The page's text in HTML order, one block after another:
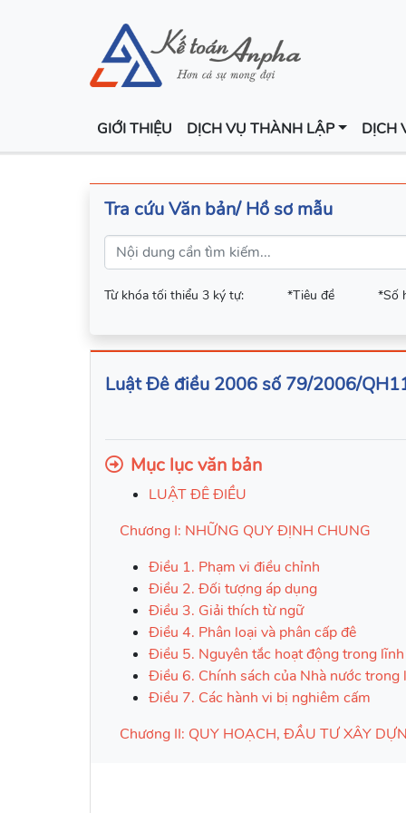
GIỚI THIỆU DỊCH VỤ THÀNH LẬP DỊCH
Tra cứu Văn bản/ Hồ sơ mẫu
Từ khóa tối thiểu 3 ký tự: *Tiêu đề *Số
Luật Đê điều 2006 số 79/2006/
Mục lục văn bản
LUẬTĐÊ ĐIỀU
Chương I: NHỮNG QUY ĐỊNH CHUNG
Điều 1. Phạm vi điều chỉnh
Điều 2. Đối tượng áp dụng
Điều 3. Giải thích từ ngữ
Điều 4. Phân loại và phân cấp đê
Điều 5. Nguyên tắc hoạt động trong
Điều 6. Chính sách của Nhà nước trong
Điều 7. Các hành vi bị nghiêm cấm
Chương II​​​​​​​: QUY HOẠCH, ĐẦU TƯ XÂY